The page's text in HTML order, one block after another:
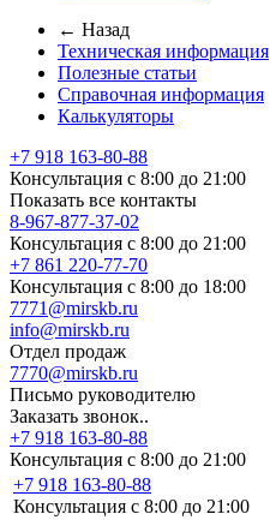
← Назад
Техническая информация
Полезные статьи
Справочная информация
Калькуляторы
+7 918 163-80-88
Консультация с 8:00 до 21:00
Показать все контакты
8-967-877-37-02
Консультация с 8:00 до 21:00
+7 861 220-77-70
Консультация с 8:00 до 18:00
7771@mirskb.ru
info@mirskb.ru
Отдел продаж
7770@mirskb.ru
Письмо руководителю
Заказать звонок..
+7 918 163-80-88
Консультация с 8:00 до 21:00
+7 918 163-80-88
Консультация с 8:00 до 21:00